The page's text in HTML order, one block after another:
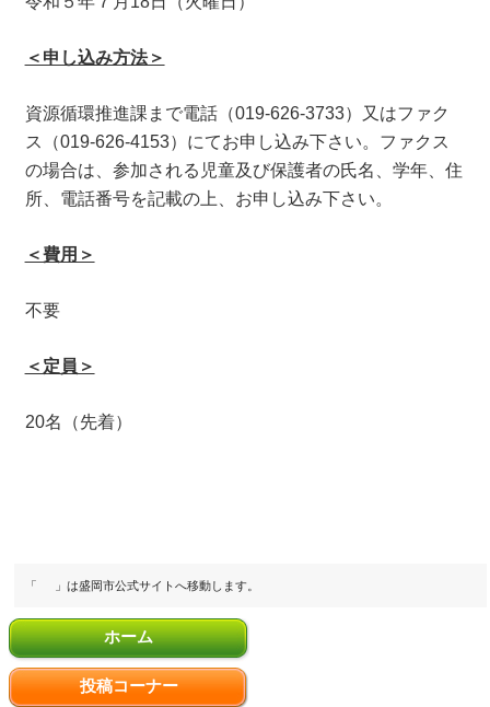
ホーム
投稿コーナー
＜申し込み方法＞
資源循環推進課まで電話（019-626-3733）又はファク
ス（019-626-4153）にてお申し込み下さい。ファクス
の場合は、参加される児童及び保護者の氏名、学年、住
所、電話番号を記載の上、お申し込み下さい。
＜費用＞
不要
＜定員＞
20名（先着）
「 」は盛岡市公式サイトへ移動します。